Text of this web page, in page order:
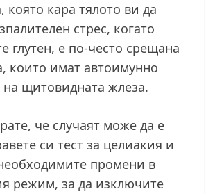
която кара тялото ви да
стрес, когато
глутен, е по-често срещана
които имат автоимунно
на щитовидната жлеза.
че случаят може да е
си тест за целиакия и
промени в
режим, за да изключите